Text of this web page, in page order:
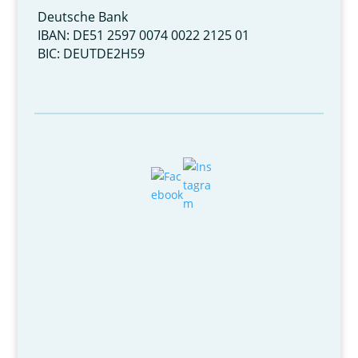
Deutsche Bank
IBAN: DE51 2597 0074 0022 2125 01
BIC: DEUTDE2H59